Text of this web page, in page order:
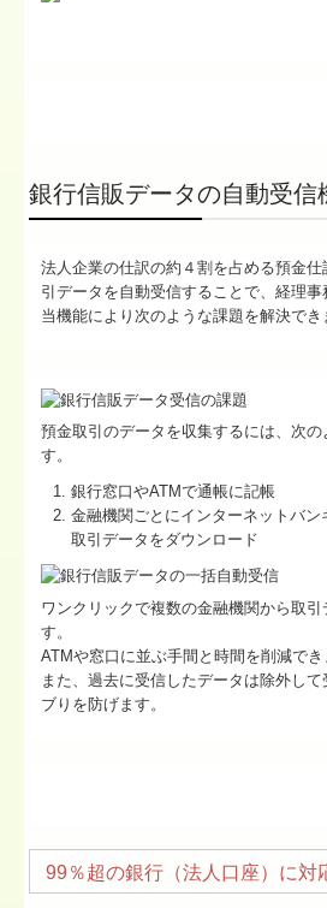
銀行信販データの自動受信
法人企業の仕訳の約４割を占める預金
引データを自動受信することで、経理事
当機能により次のような課題を解決でき
預金取引のデータを収集するには、次の
す。
銀行窓口やATMで通帳に記帳
金融機関ごとにインターネットバン
取引データをダウンロード
ワンクリックで複数の金融機関から取引
す。
ATMや窓口に並ぶ手間と時間を削減でき
また、過去に受信したデータは除外し
ブりを防げます。
99％超の銀行（法人口座）に対